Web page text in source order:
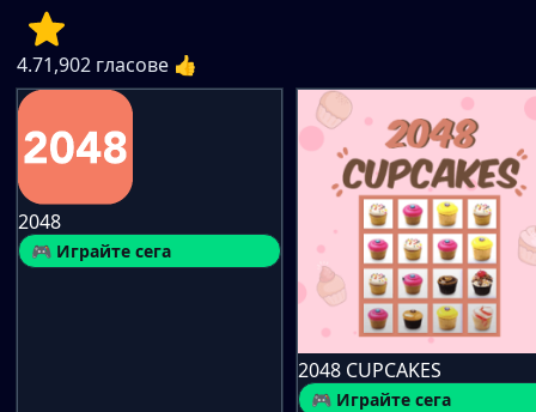
4.71,902 гласове 👍
2048
🎮 Играйте сега
2048 CUPCAKES
🎮 Играйте сега